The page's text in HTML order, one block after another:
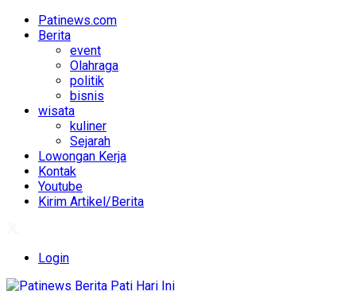
Patinews.com
Berita
event
Olahraga
politik
bisnis
wisata
kuliner
Sejarah
Lowongan Kerja
Kontak
Youtube
Kirim Artikel/Berita
Login